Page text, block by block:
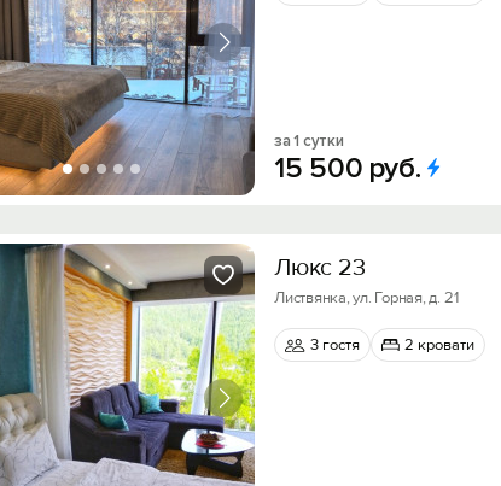
за 1 сутки
15 500 руб.
Люкс 23
Листвянка, ул. Горная, д. 21
3 гостя 2 кровати